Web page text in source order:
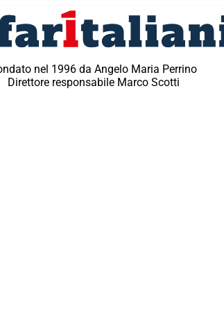
nel 1996 da Angelo Maria Perrino
Direttore responsabile Marco Scotti